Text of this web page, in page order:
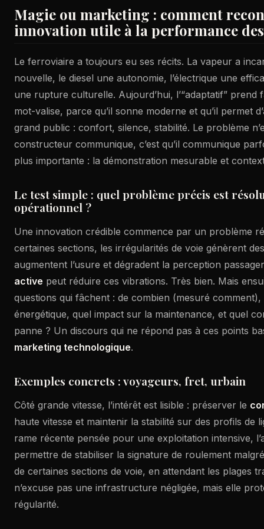
Magie ou marketing : comment
innovation utile à la performance
Le ferroviaire a toujours eu ses récits. La vapeur a
nouvelle, le diesel une autonomie, l’électrique une
une rupture culturelle. Aujourd’hui, l’“adaptatif” prend
mot-valise, parce qu’il sonne moderne et qu’il permet
grand public : confort, silence, stabilité. Le problème
constructeur communique, c’est qu’il communique
plus importante : la démonstration mesurable et
Le test simple : quel problème précis est
opérationnel ?
Une innovation crédible commence par un problème
certaines sections, les irrégularités de voie génèrent
augmentent l’usure et dégradent la perception
active peut réduire ces vibrations. Très bien. Mais
questions qui fâchent : de combien (mesuré
énergétique, quel impact sur la maintenance, et quel
panne ? Un discours qui ne répond pas à ces points
marketing technologique.
Exemples concrets : voyageurs, fret, urbain
Côté grande vitesse, l’intérêt est lisible : préserver le
haute vitesse et maintenir la stabilité sur des profils de
rame récente pensée pour une exploitation intensive,
permettre de stabiliser la signature de roulement
de certaines sections de voie, en attendant les plages
n’excuse pas une infrastructure négligée, mais elle
régularité.